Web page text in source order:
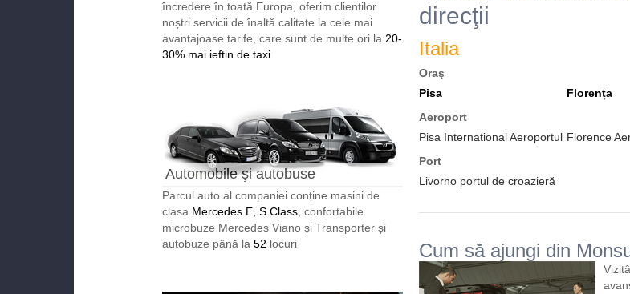
încredere în toată Europa, oferim clienților
noștri servicii de înaltă calitate la cele mai
avantajoase tarife, care sunt de multe ori la 20-
30% mai ieftin de taxi
Automobile şi autobuse
reprezentabile
Parcul auto al companiei conține masini de
clasa Mercedes E, S Class , confortabile
microbuze Mercedes Viano și Transporter și
autobuze până la 52 locuri
direcţii
Italia
Oraş
Pisa
Florența
Aeroport
Pisa International Aeroportul Florence
Port
Livorno portul de croazieră
Cum să ajungi din